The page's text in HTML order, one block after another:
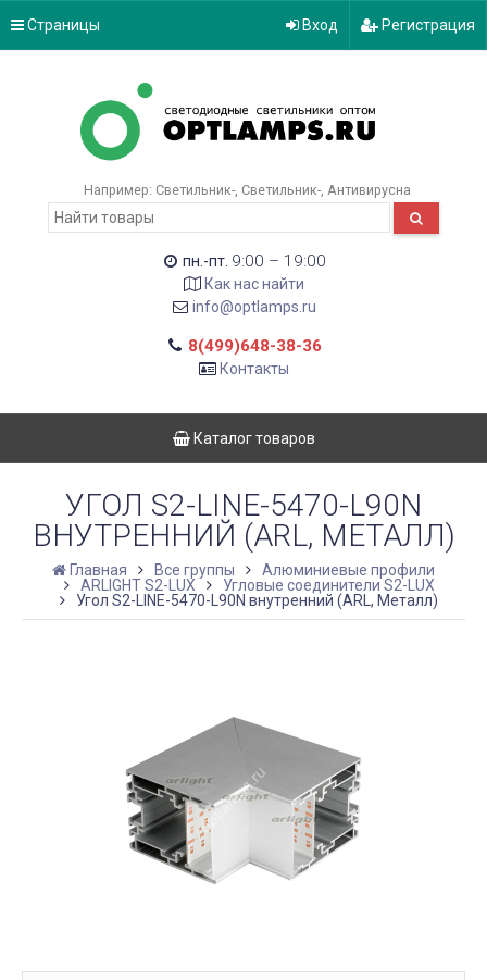
Страницы Вход Регистрация
Например: Светильник- Светильник- Антивирусна
пн.-пт. 9:00 – 19:00
Как нас найти
info@optlamps.ru
8(499)648-38-36
Контакты
Каталог товаров
УГОЛ S2-LINE-5470-L90N
ВНУТРЕННИЙ (ARL, МЕТАЛЛ)
Главная Все группы
Алюминиевые профили
ARLIGHT S2-LUX
Угловые соединители S2-LUX
Угол S2-LINE-5470-L90N внутренний (ARL, Металл)